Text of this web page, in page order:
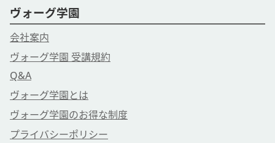
ヴォーグ学園
会社案内
ヴォーグ学園 受講規約
Q&A
ヴォーグ学園とは
ヴォーグ学園のお得な制度
プライバシーポリシー